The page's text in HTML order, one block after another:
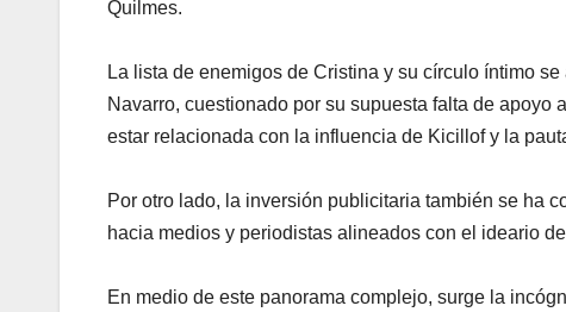
Quilmes.
La lista de enemigos de Cristina y su círculo íntimo
Navarro, cuestionado por su supuesta falta de
estar relacionada con la influencia de Kicillof y la
Por otro lado, la inversión publicitaria también se ha
hacia medios y periodistas alineados con el ideario
En medio de este panorama complejo, surge la